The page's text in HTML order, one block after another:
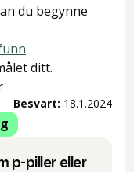
du begynne
ditt.
Besvart: 18.1.2024
p-piller eller